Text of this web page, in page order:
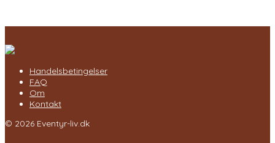
Handelsbetingelser
FAQ
Om
Kontakt
© 2026 Eventyr-liv.dk